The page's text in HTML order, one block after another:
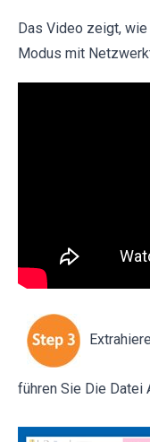
Das Video zeigt,
Modus mit
führen Sie Die Datei